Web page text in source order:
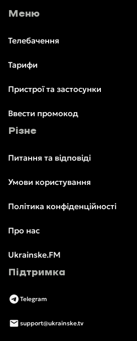
Меню
Телебачення
Тарифи
Пристрої та застосунки
Ввести промокод
Різне
Питання та відповіді
Умови користування
Політика конфіденційності
Про нас
Ukrainske.FM
Підтримка
Telegram
support@ukrainske.tv